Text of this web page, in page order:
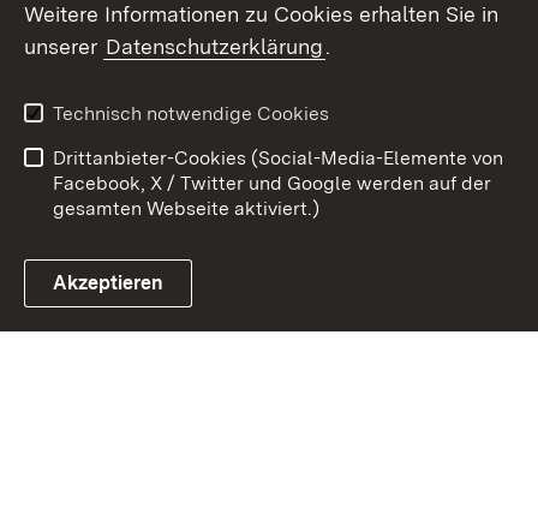
Link zum Landesportal
Kontakt
Datenschutz
Barrierefreiheit
Impressum
Cookies
Weitere Informationen zu Cookies erhalten Sie in
unserer Datenschutzerklärung.
Technisch notwendige Cookies
Drittanbieter-Cookies (Social-Media-Elemente von
Facebook, X / Twitter und Google werden auf der
gesamten Webseite aktiviert.)
Akzeptieren